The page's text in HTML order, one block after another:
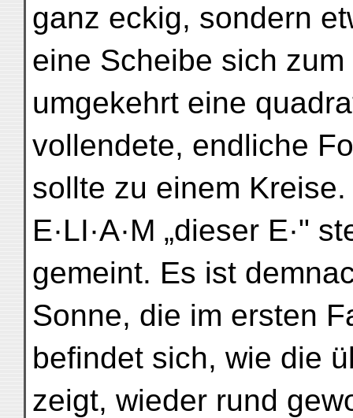
ganz eckig, sondern
eine Scheibe sich
umgekehrt eine
vollendete, endliche
sollte zu einem
E·LI·A·M „dieser E·"
gemeint. Es ist
Sonne, die im ersten
befindet sich, wie die
zeigt, wieder rund